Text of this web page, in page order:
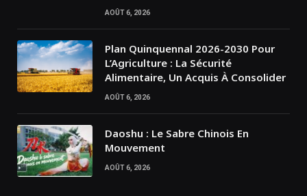
AOÛT 6, 2026
Plan Quinquennal 2026-2030 Pour
L’Agriculture : La Sécurité
Alimentaire, Un Acquis À Consolider
AOÛT 6, 2026
Daoshu : Le Sabre Chinois En
Mouvement
AOÛT 6, 2026